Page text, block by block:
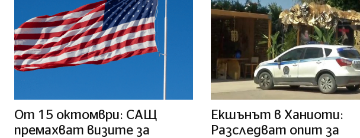
От 15 октомври: САЩ
премахват визите за
Екшънът в Ханиоти:
Разследват опит за